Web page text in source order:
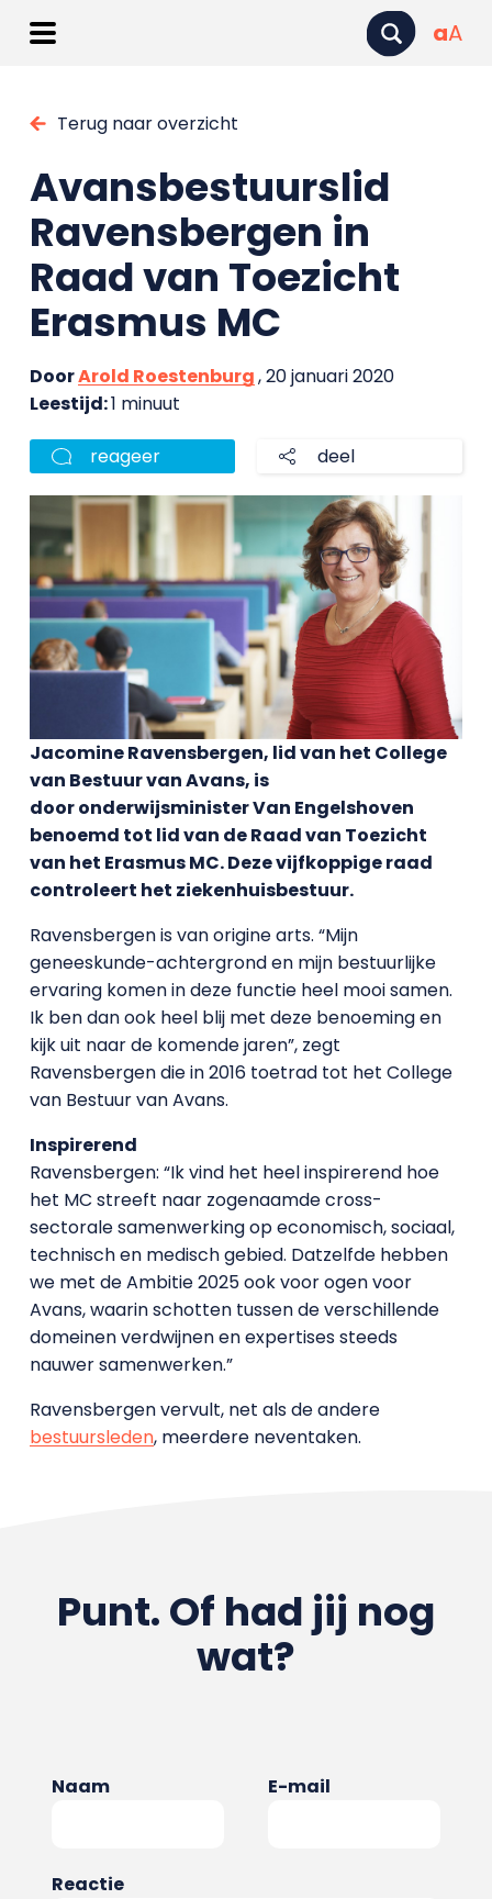
aA
Terug naar overzicht
Avansbestuurslid
Ravensbergen in
Raad van Toezicht
Erasmus MC
DoorArold Roestenburg, 20 januari 2020
Leestijd:1 minuut
reageer deel
Jacomine Ravensbergen, lid van het College
van Bestuur van Avans, is
door onderwijsminister Van Engelshoven
benoemd tot lid van de Raad van Toezicht
van het Erasmus MC. Deze vijfkoppige raad
controleert het ziekenhuisbestuur.
Ravensbergen is van origine arts. “Mijn
geneeskunde-achtergrond en mijn bestuurlijke
ervaring komen in deze functie heel mooi samen.
Ik ben dan ook heel blij met deze benoeming en
kijk uit naar de komende jaren”, zegt
Ravensbergen die in 2016 toetrad tot het College
van Bestuur van Avans.
Inspirerend
Ravensbergen: “Ik vind het heel inspirerend hoe
het MC streeft naar zogenaamde cross-
sectorale samenwerking op economisch, sociaal,
technisch en medisch gebied. Datzelfde hebben
we met de Ambitie 2025 ook voor ogen voor
Avans, waarin schotten tussen de verschillende
domeinen verdwijnen en expertises steeds
nauwer samenwerken.”
Ravensbergen vervult, net als de andere
bestuursleden, meerdere neventaken.
Punt. Of had jij nog
wat?
Naam E-mail
Reactie